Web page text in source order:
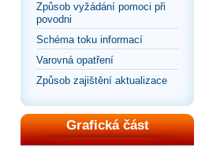
Způsob vyžádání pomoci při
povodni
Schéma toku informací
Varovná opatření
Způsob zajištění aktualizace
Grafická část